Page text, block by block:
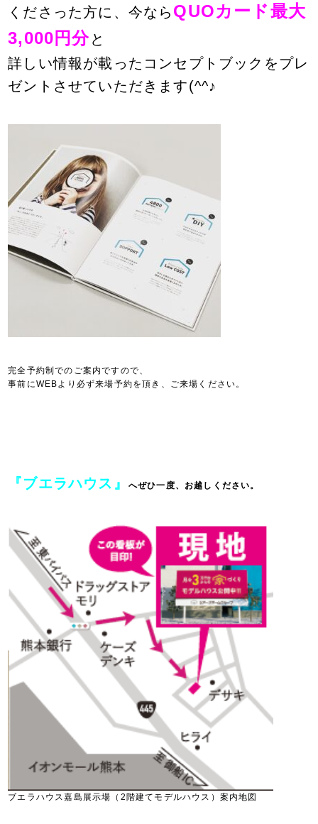
くださった方に、 今なら QUOカード最大
3,000円分と
詳しい情報が載ったコンセプトブックをプレ
ゼントさせていただきます(^^♪
完全予約制でのご案内ですので、
事前にWEBより必ず来場予約を頂き、ご来場ください。
『ブエラハウス』 へぜひ一度、お越しください。
ブエラハウス嘉島展示場（2階建てモデルハウス）案内地図